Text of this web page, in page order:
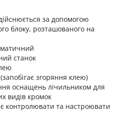
за допомогою
блоку, розташованого на
станок
згоряння клею)
оснащень лічильником для
видів кромок
контролювати та настроювати